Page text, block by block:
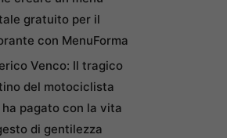
gratuito per il
con MenuForma
Venco: Il tragico
del motociclista
ha pagato con la vita
di gentilezza